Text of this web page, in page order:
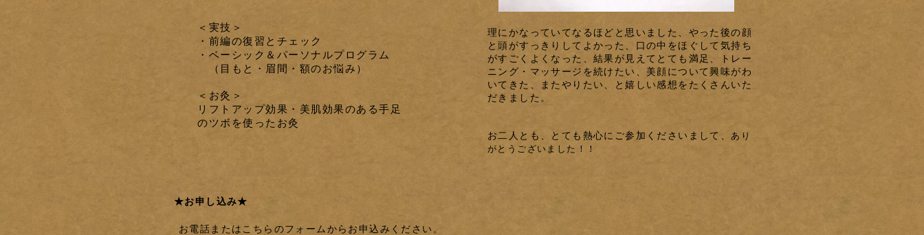
＜実技＞
・前編の復習とチェック
・ベーシック＆パーソナルプログラム
（目もと・眉間・額のお悩み）
＜お灸＞
リフトアップ効果・美肌効果のある手足
のツボを使ったお灸
理にかなっていてなるほどと思いました、やった後の顔
と頭がすっきりしてよかった、口の中をほぐして気持ち
がすごくよくなった、結果が見えてとても満足、トレー
ニング・マッサージを続けたい、美顔について興味がわ
いてきた、またやりたい、と嬉しい感想をたくさんいた
だきました。
お二人とも、とても熱心にご参加くださいまして、 あり
がとうございました！！
★お申し込み★
お電話またはこちらのフォームからお申込みください。